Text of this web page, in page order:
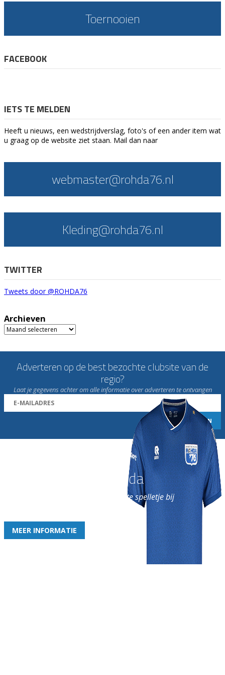
Toernooien
FACEBOOK
IETS TE MELDEN
Heeft u nieuws, een wedstrijdverslag, foto's of een ander item wat
u graag op de website ziet staan. Mail dan naar
webmaster@rohda76.nl
Kleding@rohda76.nl
TWITTER
Tweets door @ROHDA76
Archieven
Archieven
Adverteren op de best bezochte clubsite van de
regio?
Laat je gegevens achter om alle informatie over adverteren te ontvangen
Word nu lid van Rohda
en geniet iedere week van het leukste spelletje bij
MEER INFORMATIE